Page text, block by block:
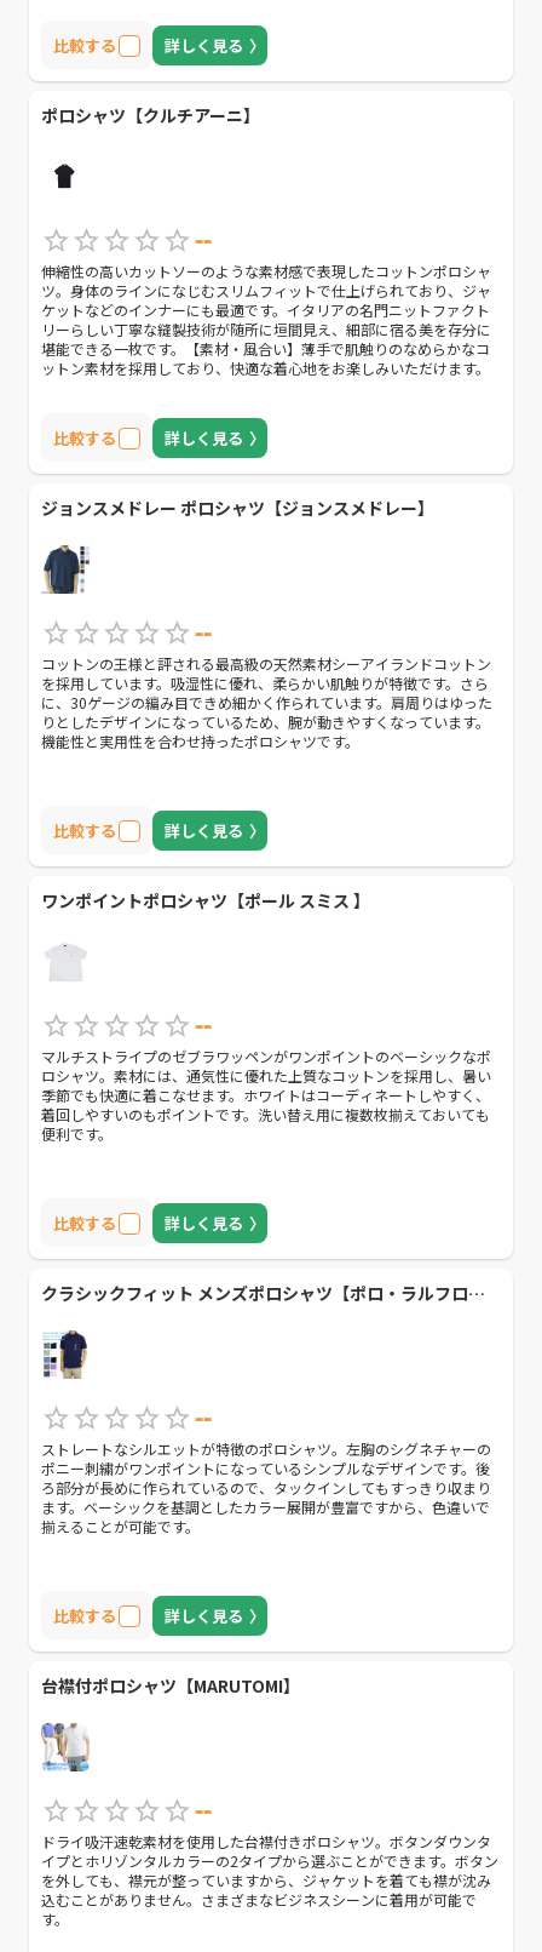
比較する 詳しく見る
ポロシャツ【クルチアーニ】
--
伸縮性の高いカットソーのような素材感で表現したコットンポロシャ
ツ。身体のラインになじむスリムフィットで仕上げられており、ジャ
ケットなどのインナーにも最適です。イタリアの名門ニットファクト
リーらしい丁寧な縫製技術が随所に垣間見え、細部に宿る美を存分に
堪能できる一枚です。【素材・風合い】薄手で肌触りのなめらかなコ
ットン素材を採用しており、快適な着心地をお楽しみいただけます。
比較する 詳しく見る
ジョンスメドレー ポロシャツ【ジョンスメドレー】
--
コットンの王様と評される最高級の天然素材シーアイランドコットン
を採用しています。吸湿性に優れ、柔らかい肌触りが特徴です。さら
に、30ゲージの編み目できめ細かく作られています。肩周りはゆった
りとしたデザインになっているため、腕が動きやすくなっています。
機能性と実用性を合わせ持ったポロシャツです。
比較する 詳しく見る
ワンポイントポロシャツ【ポール スミス 】
--
マルチストライプのゼブラワッペンがワンポイントのベーシックなポ
ロシャツ。素材には、通気性に優れた上質なコットンを採用し、暑い
季節でも快適に着こなせます。ホワイトはコーディネートしやすく、
着回しやすいのもポイントです。洗い替え用に複数枚揃えておいても
便利です。
比較する 詳しく見る
クラシックフィット メンズポロシャツ【ポロ・ラルフローレン】
--
ストレートなシルエットが特徴のポロシャツ。左胸のシグネチャーの
ポニー刺繍がワンポイントになっているシンプルなデザインです。後
ろ部分が長めに作られているので、タックインしてもすっきり収まり
ます。ベーシックを基調としたカラー展開が豊富ですから、色違いで
揃えることが可能です。
比較する 詳しく見る
台襟付ポロシャツ【MARUTOMI】
--
ドライ吸汗速乾素材を使用した台襟付きポロシャツ。ボタンダウンタ
イプとホリゾンタルカラーの2タイプから選ぶことができます。ボタン
を外しても、襟元が整っていますから、ジャケットを着ても襟が沈み
込むことがありません。さまざまなビジネスシーンに着用が可能で
す。